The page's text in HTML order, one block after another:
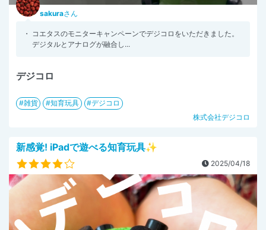
sakuraさん
・ コエタスのモニターキャンペーンでデジコロをいただきました。
デジタルとアナログが融合し...
デジコロ
雑貨 知育玩具
デジコロ
株式会社デジコロ
新感覚! iPadで遊べる知育玩具✨
2025/04/18